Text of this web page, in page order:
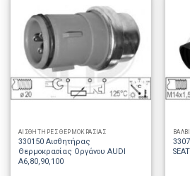
ΑΙΣΘΗΤΗΡΕΣ ΘΕΡΜΟΚΡΑΣΙΑΣ
330150 Αισθητήρας
Θερμοκρασίας Οργάνου AUDI
A6,80,90,100